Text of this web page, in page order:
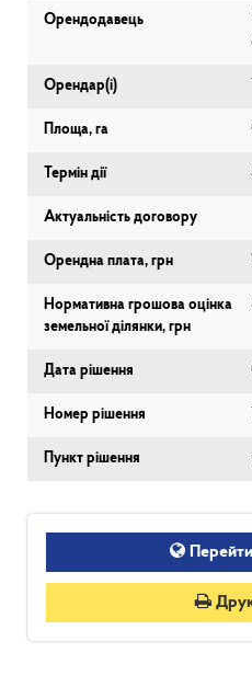
Орендодавець
Орендар(і)
Площа, га
Термін дії
Актуальність договору
Орендна плата, грн
Нормативна грошова оцінка
земельної ділянки, грн
Дата рішення
Номер рішення
Пункт рішення